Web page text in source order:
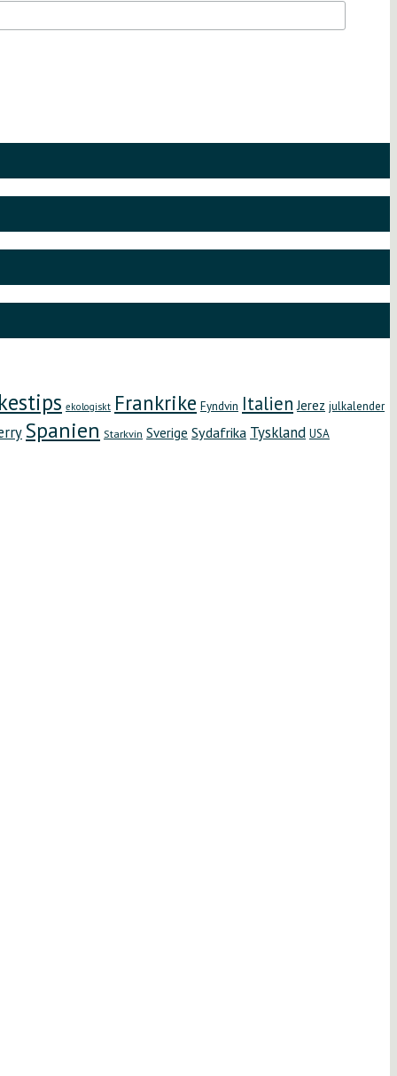
ekologiskt Frankrike Fyndvin Italien Jerez julkalender
Spanien Starkvin Sverige Sydafrika Tyskland USA